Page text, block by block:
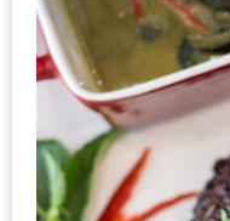
ลายแทง
ความ
อร่อย
ทั่ว
เชียงใหม่
ลุ้น